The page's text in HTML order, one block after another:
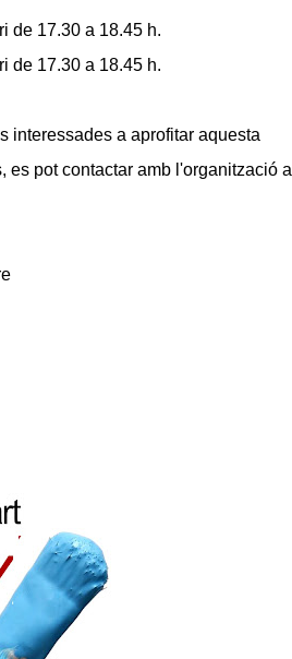
de 17.30 a 18.45 h.
de 17.30 a 18.45 h.
interessades a aprofitar aquesta
es pot contactar amb l'organització a